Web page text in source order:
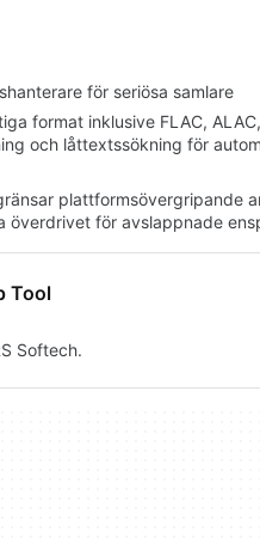
för seriösa samlare
format inklusive FLAC,
och låttextssökning för
plattformsövergripande
för avslappnade
Tool
Softech.